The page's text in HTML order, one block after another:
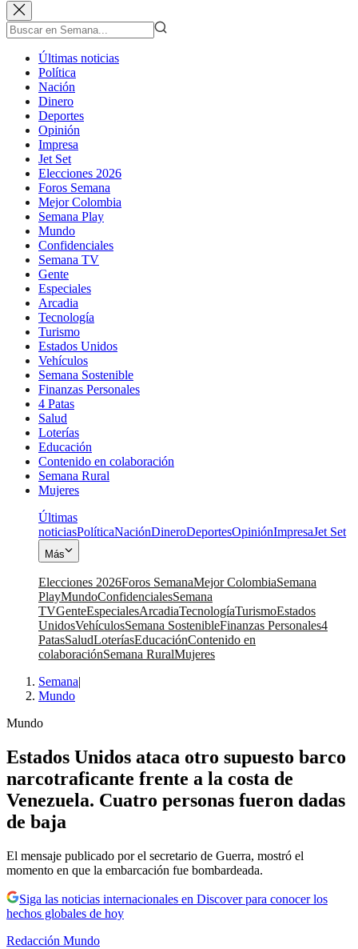
Últimas noticias
Política
Nación
Dinero
Deportes
Opinión
Impresa
Jet Set
Elecciones 2026
Foros Semana
Mejor Colombia
Semana Play
Mundo
Confidenciales
Semana TV
Gente
Especiales
Arcadia
Tecnología
Turismo
Estados Unidos
Vehículos
Semana Sostenible
Finanzas Personales
4 Patas
Salud
Loterías
Educación
Contenido en colaboración
Semana Rural
Mujeres
Últimas
noticiasPolíticaNaciónDineroDeportesOpiniónImpresaJet Set
Más
Elecciones 2026Foros SemanaMejor ColombiaSemana
PlayMundoConfidencialesSemana
TVGenteEspecialesArcadiaTecnologíaTurismoEstados
UnidosVehículosSemana SostenibleFinanzas Personales4
PatasSaludLoteríasEducaciónContenido en
colaboraciónSemana RuralMujeres
Semana|
Mundo
Mundo
Estados Unidos ataca otro supuesto barco
narcotraficante frente a la costa de
Venezuela. Cuatro personas fueron dadas
de baja
El mensaje publicado por el secretario de Guerra, mostró el
momento en que la embarcación fue bombardeada.
Siga las noticias internacionales en Discover para conocer los
hechos globales de hoy
Redacción Mundo